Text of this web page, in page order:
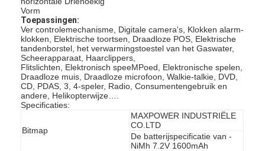
Huis
Producten
Ongeveer ons
Fabrieksreis
Kwaliteitscontrole
Contacteer ons
Vorm
Toepassingen:
Ver controlemechanisme, Digitale camera's, Klokken alarm-
klokken, Elektrische toortsen, Draadloze POS, Elektrische
tandenborstel, het verwarmingstoestel van het Gaswater,
Scheerapparaat, Haarclippers,
Flitslichten, Elektronisch speeMPoed, Elektronische spelen,
Draadloze muis, Draadloze microfoon, Walkie-talkie, DVD,
CD, PDAS, 3, 4-speler, Radio, Consumentengebruik en
andere, Helikopterwijze….
Specificaties:
Bitmap
MAXPOWER INDUSTRIËLE
CO.LTD
De batterijspecificatie van -
NiMh 7.2V 1600mAh